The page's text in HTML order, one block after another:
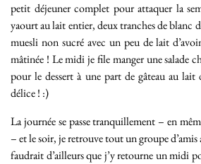
petit déjeuner complet pour attaquer la
yaourt au lait entier, deux tranches de blanc
muesli non sucré avec un peu de lait
mâtinée ! Le midi je file manger une salade
pour le dessert à une part de gâteau au
délice ! :)
La journée se passe tranquillement – en
– et le soir, je retrouve tout un groupe
faudrait d’ailleurs que j’y retourne un midi